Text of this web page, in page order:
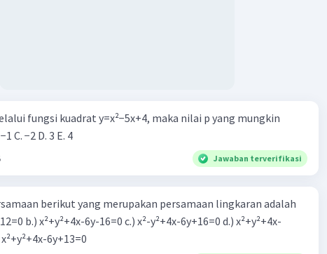
fungsi kuadrat y=x²−5x+4, maka nilai p yang mungkin
C. −2 D. 3 E. 4
Jawaban terverifikasi
berikut yang merupakan persamaan lingkaran adalah
b.) x²+y²+4x-6y-16=0 c.) x²-y²+4x-6y+16=0 d.) x²+y²+4x-
12=0 e.) x²+y²+4x-6y+13=0